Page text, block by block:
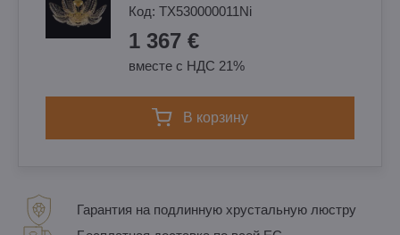
Код: TX530000011Ni
1 367 €
вместе с НДС 21%
в корзину
Гарантия на подлинную хрустальную люстру